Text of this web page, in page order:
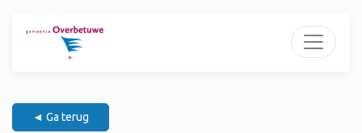
◄ Ga terug